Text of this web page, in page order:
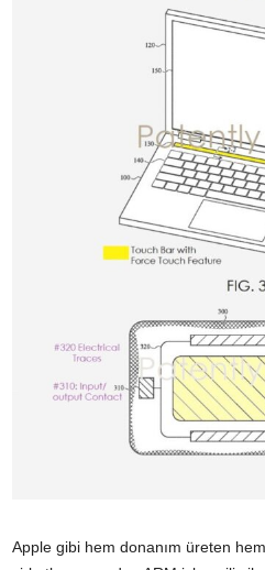
Apple gibi hem donanım üreten